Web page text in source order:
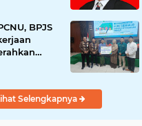
BPJS
Rp42
Siti
Selengkapnya